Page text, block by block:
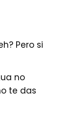
Pero si
no
te das